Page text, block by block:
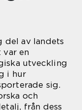
del av landets
en
utveckling
i hur
sig.
och
från dess